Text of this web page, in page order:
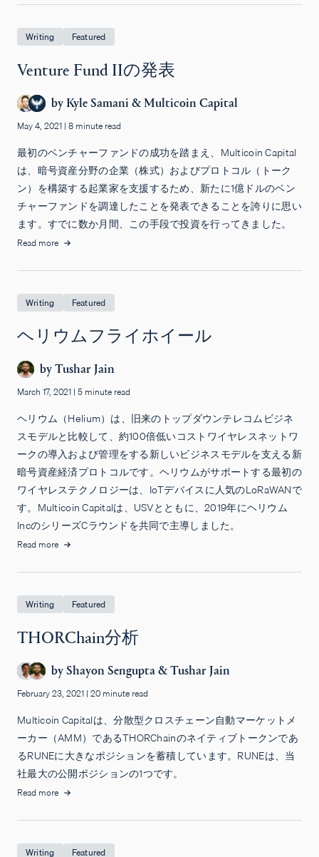
Writing Featured
Venture Fund IIの発表
by Kyle Samani &Multicoin Capital
May 4, 2021 | 8 minute read
最初のベンチャーファンドの成功を踏まえ、Multicoin Capital
は、暗号資産分野の企業（株式）およびプロトコル（トーク
ン）を構築する起業家を支援するため、新たに1億ドルのベン
チャーファンドを調達したことを発表できることを誇りに思い
ます。すでに数か月間、この手段で投資を行ってきました。
Read more
Writing Featured
ヘリウムフライホイール
byTushar Jain
March 17, 2021 | 5 minute read
ヘリウム（Helium）は、旧来のトップダウンテレコムビジネ
スモデルと比較して、約100倍低いコストワイヤレスネットワ
ークの導入および管理をする新しいビジネスモデルを支える新
暗号資産経済プロトコルです。ヘリウムがサポートする最初の
ワイヤレステクノロジーは、IoTデバイスに人気のLoRaWANで
す。Multicoin Capitalは、USVとともに、2019年にヘリウム
IncのシリーズCラウンドを共同で主導しました。
Read more
Writing Featured
THORChain分析
byShayon Sengupta&Tushar Jain
February 23, 2021 | 20 minute read
Multicoin Capitalは、分散型クロスチェーン自動マーケットメ
ーカー（AMM）であるTHORChainのネイティブトークンであ
るRUNEに大きなポジションを蓄積しています。RUNEは、当
社最大の公開ポジションの1つです。
Read more
Writing Featured